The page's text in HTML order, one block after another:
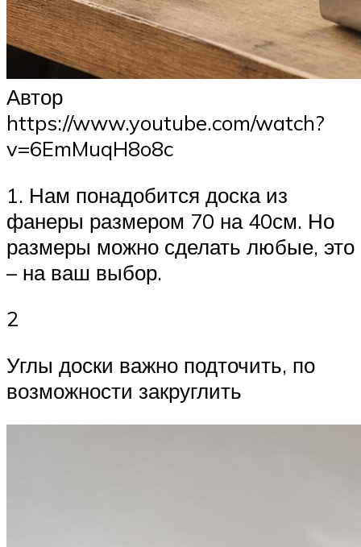
Автор
https://www.youtube.com/watch?
v=6EmMuqH8o8c
1. Нам понадобится доска из
фанеры размером 70 на 40см. Но
размеры можно сделать любые, это
– на ваш выбор.
2
Углы доски важно подточить, по
возможности закруглить